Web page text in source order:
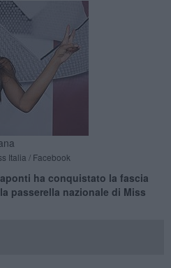
Italia / Facebook
ha conquistato la fascia
passerella nazionale di Miss